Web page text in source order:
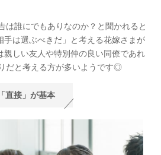
は誰にでもありなのか？と聞かれると
手は選ぶべきだ」と考える花嫁さまが
親しい友人や特別仲の良い同僚であれ
だと考える方が多いようです◎
直接」が基本